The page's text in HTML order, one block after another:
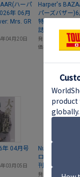
ハーパ
年 06月
Mrs. GR
04月20日
Harper's
パーズバザー)6
特別版 2026年
誌]＜大森元貴
発売日
2026
価格
￥800
年 04月号
03月05日
Numero
ロ・トウキョ
刊 2026年 04月
発売日
2026